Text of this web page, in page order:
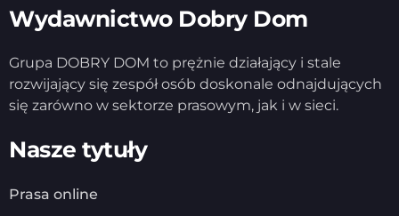
Wydawnictwo Dobry Dom
Grupa DOBRY DOM to prężnie działający i stale
rozwijający się zespół osób doskonale odnajdujących
się zarówno w sektorze prasowym, jak i w sieci.
Nasze tytuły
Prasa online